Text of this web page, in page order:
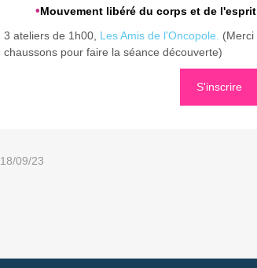
•Mouvement libéré du corps et de l'esprit
3 ateliers de 1h00, Les Amis de l'Oncopole.
(Merci
chaussons pour faire la séance découverte)
S'inscrire
18/09/23